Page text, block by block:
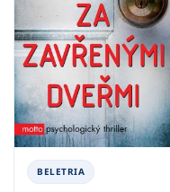
BELETRIA